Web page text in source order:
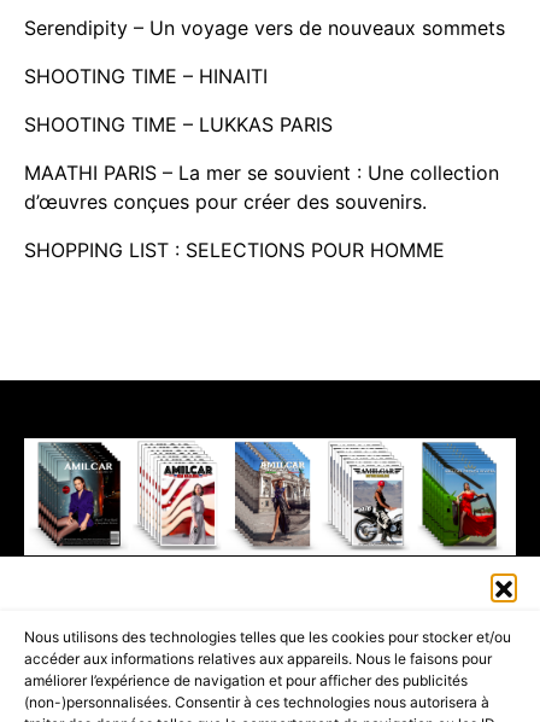
Nous utilisons des technologies telles que les cookies pour stocker et/ou
accéder aux informations relatives aux appareils. Nous le faisons pour
améliorer l’expérience de navigation et pour afficher des publicités
(non-)personnalisées. Consentir à ces technologies nous autorisera à
Serendipity – Un voyage vers de nouveaux sommets
SHOOTING TIME – HINAITI
SHOOTING TIME – LUKKAS PARIS
MAATHI PARIS – La mer se souvient : Une collection
d’œuvres conçues pour créer des souvenirs.
SHOPPING LIST : SELECTIONS POUR HOMME
PART OF THEAMILCAR MAGAZINE GROUP.EDITOR - ADVERTISING
AGENCE MEDIANE.